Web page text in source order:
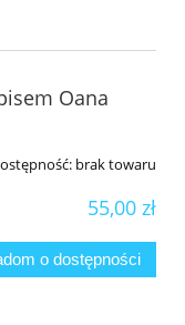
Oana
brak towaru
55,00 zł
o dostępności